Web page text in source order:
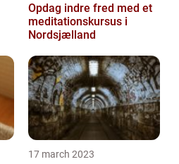
Opdag indre fred med et
meditationskursus i
Nordsjælland
17 march 2023